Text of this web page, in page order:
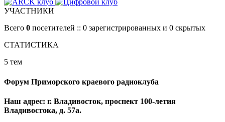
УЧАСТНИКИ
Всего 0 посетителей :: 0 зарегистрированных и 0 скрытых
СТАТИСТИКА
5 тем
Форум Приморского краевого радиоклуба
Наш адрес: г. Владивосток, проспект 100-летия
Владивостока, д. 57а.